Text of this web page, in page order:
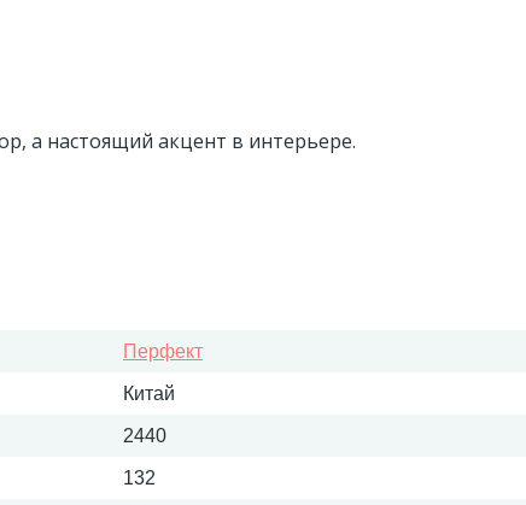
а настоящий акцент в интерьере.
Перфект
Китай
2440
132